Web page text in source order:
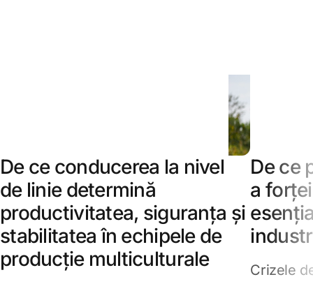
De ce conducerea la nivel
de linie determină
productivitatea, siguranța și
stabilitatea în echipele de
producție multiculturale
De ce
a
Crizele